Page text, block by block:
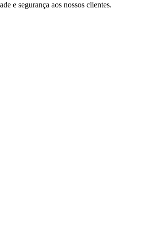
e segurança aos nossos clientes.